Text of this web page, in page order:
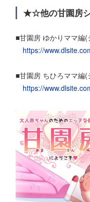
★☆他の甘園房
■甘園房 ゆかりママ編
https://
■甘園房 ちひろママ編
https://